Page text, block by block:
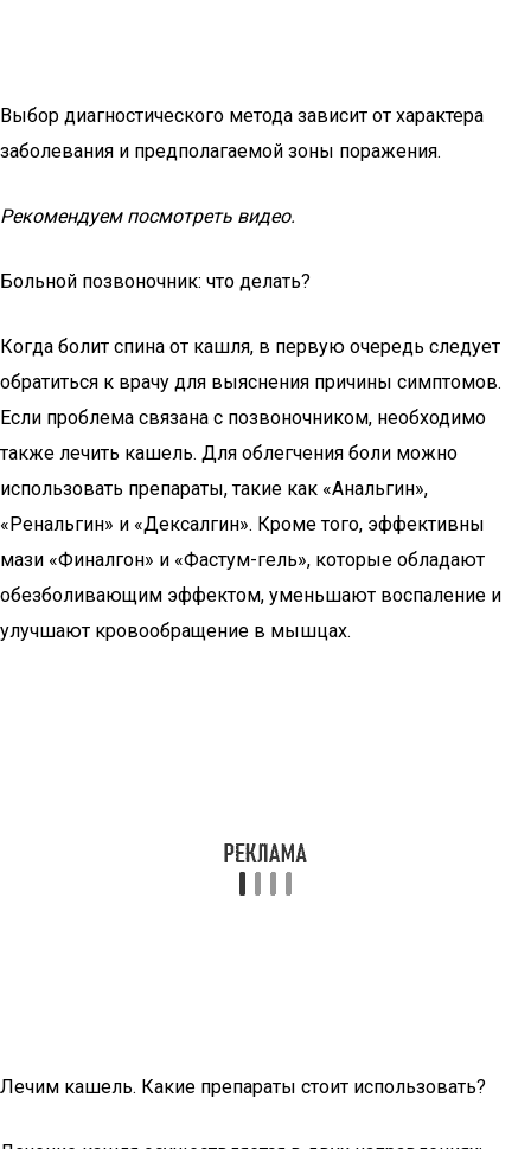
Выбор диагностического метода зависит от характера
заболевания и предполагаемой зоны поражения.
Рекомендуем посмотреть видео.
Больной позвоночник: что делать?
Когда болит спина от кашля, в первую очередь следует
обратиться к врачу для выяснения причины симптомов.
Если проблема связана с позвоночником, необходимо
также лечить кашель. Для облегчения боли можно
использовать препараты, такие как «Анальгин»,
«Ренальгин» и «Дексалгин». Кроме того, эффективны
мази «Финалгон» и «Фастум-гель», которые обладают
обезболивающим эффектом, уменьшают воспаление и
улучшают кровообращение в мышцах.
Лечим кашель. Какие препараты стоит использовать?